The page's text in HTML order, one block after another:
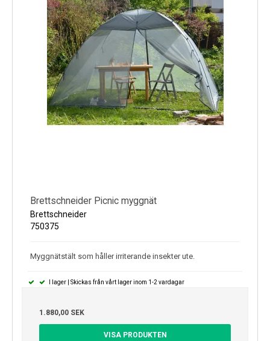
Brettschneider Picnic myggnät
Brettschneider
750375
Myggnätstält som håller irriterande insekter ute.
I lager | Skickas från vårt lager inom 1-2 vardagar
1.880,00 SEK
VISA PRODUKTEN